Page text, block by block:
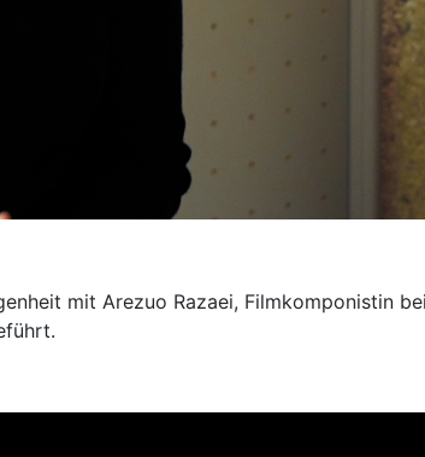
mit Arezuo Razaei, Filmkomponistin